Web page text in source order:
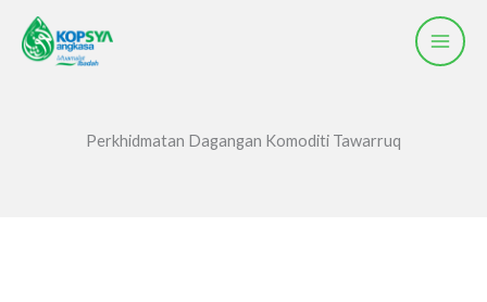
Perkhidmatan Dagangan Komoditi Tawarruq​